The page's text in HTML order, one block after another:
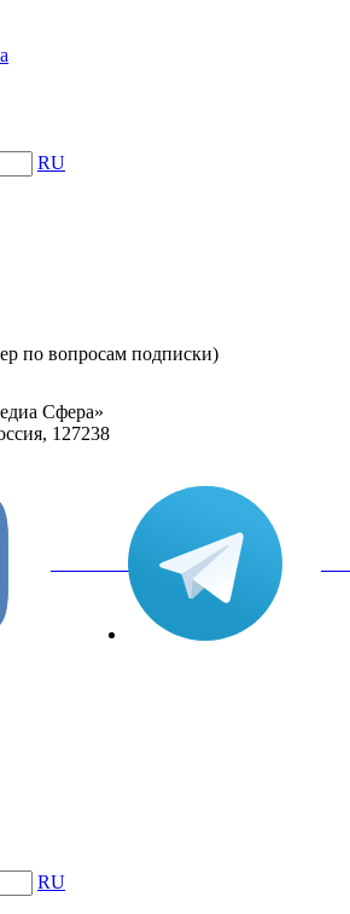
RU
по вопросам подписки)
Сфера»
127238
вКонтакте
RU